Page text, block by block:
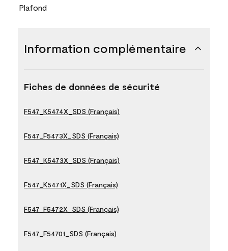
Plafond
Information complémentaire
Fiches de données de sécurité
F547_K5474X_SDS (Français)
F547_F5473X_SDS (Français)
F547_K5473X_SDS (Français)
F547_K5471X_SDS (Français)
F547_F5472X_SDS (Français)
F547_F54701_SDS (Français)